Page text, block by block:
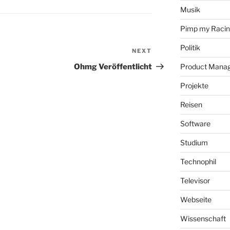
Post
NEXT
Ohmg Veröffentlicht
Musik
Pimp my
Politik
Product
Projekte
Reisen
Software
Studium
Technophil
Televisor
Webseite
Wissenschaft